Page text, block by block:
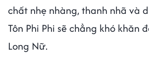
chất nhẹ nhàng, thanh nhã và
Tôn Phi Phi sẽ chẳng khó khăn
Long Nữ.